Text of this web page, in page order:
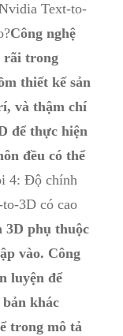
Text-to-
Công nghệ
rãi trong
thiết kế sản
và thậm chí
để thực hiện
đều có thể
4: Độ chính
3D có cao
3D phụ thuộc
vào. Công
luyện để
khác
trong mô tả